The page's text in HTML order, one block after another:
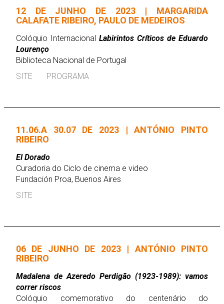
12 DE JUNHO DE 2023 | MARGARIDA
CALAFATE RIBEIRO, PAULO DE MEDEIROS
Colóquio Internacional Labirintos Críticos de Eduardo
Lourenço
Biblioteca Nacional de Portugal
SITE
PROGRAMA
11.06.A 30.07 DE 2023 | ANTÓNIO PINTO
RIBEIRO
El Dorado
Curadoria do Ciclo de cinema e video
Fundación Proa, Buenos Aires
SITE
06 DE JUNHO DE 2023 | ANTÓNIO PINTO
RIBEIRO
Madalena de Azeredo Perdigão (1923-1989): vamos
correr riscos
Colóquio comemorativo do centenário do